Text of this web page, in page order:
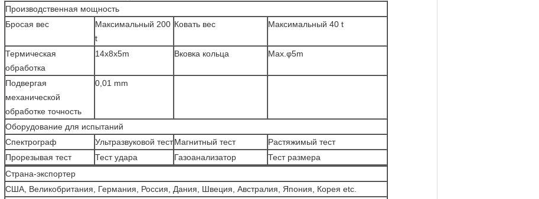
Производственная мощность
Бросая вес
Максимальный 200
t
Ковать вес Максимальный 40 t
Термическая
обработка
14x8x5m Вковка кольца Max.φ5m
Подвергая
механической
обработке точность
0,01 mm
Оборудование для испытаний
Спектрограф
Ультразвуковой тестМагнитный тест
Растяжимый тест
Прорезывая тест
Тест удара Газоанализатор
Тест размера
Страна-экспортер
США, Великобритания, Германия, Россия, Дания, Швеция, Австралия, Япония, Корея etc.